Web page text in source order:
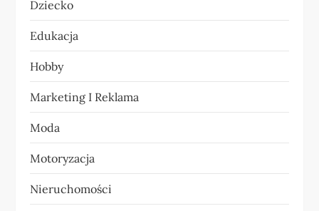
p
i
s
u
Dziecko
Edukacja
Hobby
Marketing I Reklama
Moda
Motoryzacja
Nieruchomości